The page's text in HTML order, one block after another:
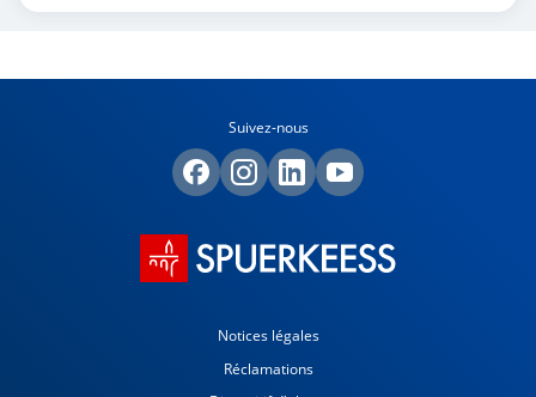
Suivez-nous
Notices légales
Réclamations